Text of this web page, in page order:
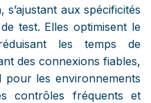
aux spécificités
test. Elles optimisent le
les temps de
des connexions fiables,
les environnements
contrôles fréquents et